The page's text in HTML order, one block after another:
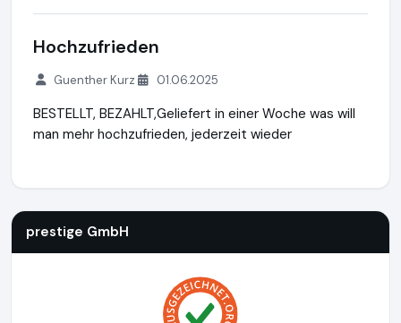
Hochzufrieden
Guenther Kurz 01.06.2025
BESTELLT, BEZAHLT,Geliefert in einer Woche was will
man mehr hochzufrieden, jederzeit wieder
prestige GmbH